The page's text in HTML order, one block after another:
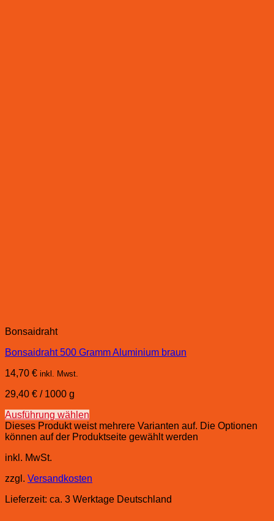
Bonsaidraht
Bonsaidraht 500 Gramm Aluminium braun
14,70 € inkl. Mwst.
29,40 € / 1000 g
Ausführung wählen
Dieses Produkt weist mehrere Varianten auf. Die Optionen
können auf der Produktseite gewählt werden
inkl. MwSt.
zzgl. Versandkosten
Lieferzeit: ca. 3 Werktage Deutschland